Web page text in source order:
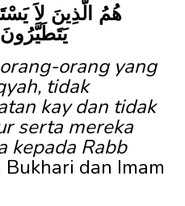
هُمُ الَّذِينَ لاَ
orang yang
tidak
kay dan tidak
serta mereka
kepada Rabb
Bukhari dan Imam